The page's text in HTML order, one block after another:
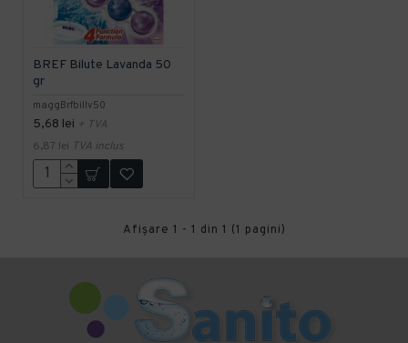
maggBrfbillv50
BREF Bilute Lavanda 50
gr
5,68 lei + TVA
6,87 lei TVA inclus
Afişare 1 - 1 din 1 (1 pagini)